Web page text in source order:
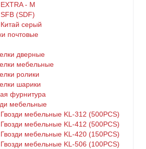
EXTRA - М
SFB (SDF)
Китай серый
почтовые
дверные
мебельные
ролики
шарики
фурнитура
мебельные
Гвозди мебельные KL-312 (500PCS)
Гвозди мебельные KL-412 (500PCS)
Гвозди мебельные KL-420 (150PCS)
Гвозди мебельные KL-506 (100PCS)